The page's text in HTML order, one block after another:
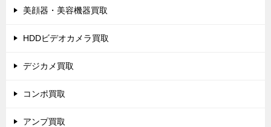
美顔器・美容機器買取
HDDビデオカメラ買取
デジカメ買取
コンポ買取
アンプ買取